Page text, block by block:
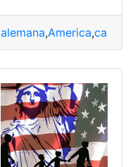
alemana,America,calles